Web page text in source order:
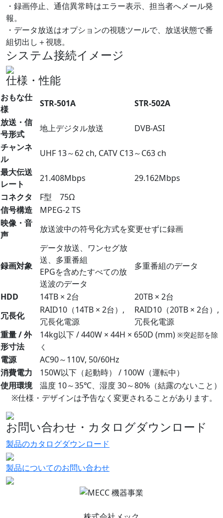
・録画停止、通信異常時はエラー表示、担当者へメール発
報。
・データ放送はオプションの視聴ツールで、放送状態で番
組切出し＋視聴。
システム接続イメージ
仕様・性能
おもな仕
様
STR-501A
STR-502A
放送・信
号形式
地上デジタル放送
DVB-ASI
チャンネ
ル
UHF 13～62 ch, CATV C13～C63 ch
最大伝送
レート
21.408Mbps
29.162Mbps
コネクタ
F型 75Ω
信号構造
MPEG-2 TS
映像・音
声
放送波中の符号化方式を変更せずに録画
録画対象
データ放送、ワンセグ放
送、多重番組
EPGを含めたすべての放
送波のデータ
多重番組のデータ
HDD 14TB × 2台
20TB × 2台
冗長化
RAID10（14TB × 2台）,
冗長化電源
RAID10（20TB × 2台）,
冗長化電源
重量 / 外
形寸法
14kg以下 / 440W × 44H × 650D (mm) ※突起部を除
く
電源
AC90～110V, 50/60Hz
消費電力
150W以下（起動時） / 100W（運転中）
使用環境
温度 10～35℃、湿度 30～80%（結露のないこと）
※仕様・デザインは予告なく変更されることがあります。
お問い合わせ・カタログダウンロード
製品のカタログダウンロード
製品についてのお問い合わせ